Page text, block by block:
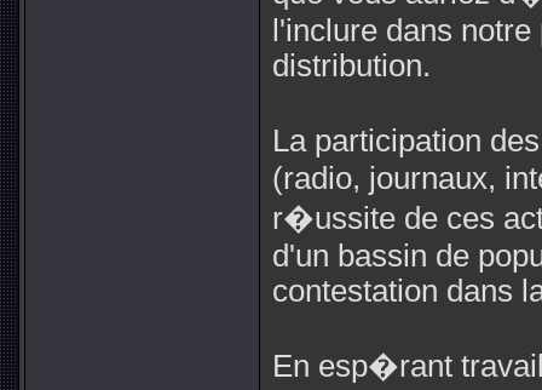
l'inclure dans
distribution.
La participation
(radio, journaux,
r�ussite de ces
d'un bassin de
contestation dans
En esp�rant